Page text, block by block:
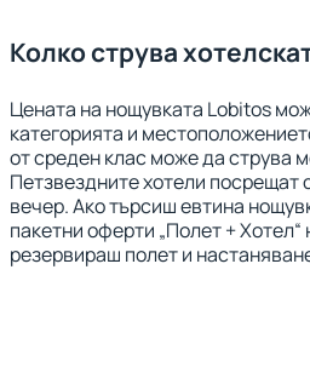
Колко струва
Цената на нощувката Lobitos
категорията и
от среден клас може да струва
Петзвездните хотели посрещат
вечер. Ако търсиш евтина
пакетни оферти „Полет +
резервираш полет и